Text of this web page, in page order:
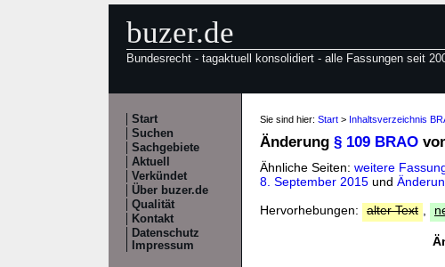
buzer.de
Bundesrecht - tagaktuell konsolidiert - alle Fassungen seit
Start
Suchen
Sachgebiete
Aktuell
Verkündet
Über buzer.de
Qualität
Kontakt
Datenschutz
Impressum
Sie sind hier: Start > Inhaltsverzeichnis
Änderung § 109 BRAO
Ähnliche Seiten: weitere
8. September 2015 und
Hervorhebungen:
alter Text